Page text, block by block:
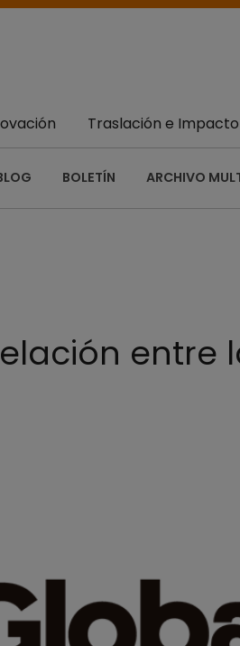
Traslación e Impacto
BOLETÍN ARCHIVO